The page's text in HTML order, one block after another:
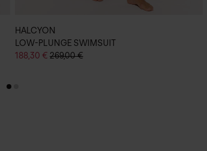
HALCYON
LOW-PLUNGE SWIMSUIT
188,30 € 269,00 €